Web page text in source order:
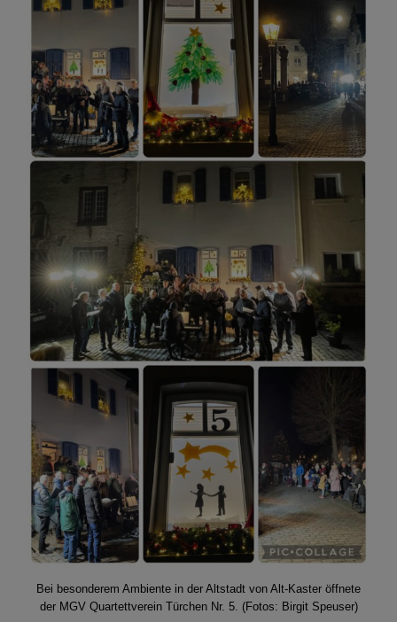
Bei besonderem Ambiente in der Altstadt von Alt-Kaster öffnete
der MGV Quartettverein Türchen Nr. 5. (Fotos: Birgit Speuser)